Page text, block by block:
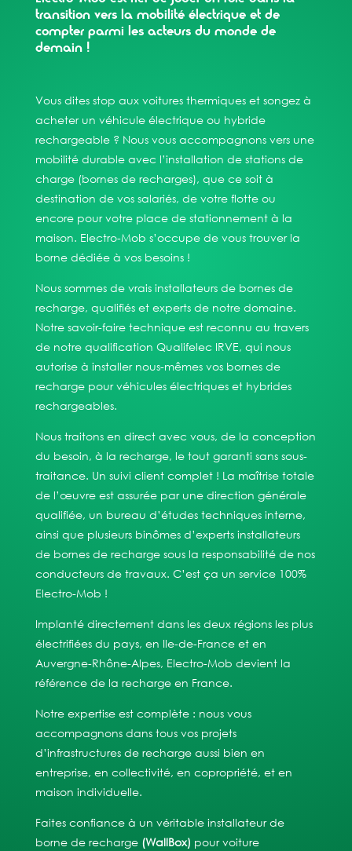
transition vers la mobilité électrique et de
compter parmi les acteurs du monde de
demain !
Vous dites stop aux voitures thermiques et songez à
acheter un véhicule électrique ou hybride
rechargeable ? Nous vous accompagnons vers une
mobilité durable avec l’installation de stations de
charge (bornes de recharges), que ce soit à
destination de vos salariés, de votre flotte ou
encore pour votre place de stationnement à la
maison. Electro-Mob s’occupe de vous trouver la
borne dédiée à vos besoins !
Nous sommes de vrais installateurs de bornes de
recharge, qualifiés et experts de notre domaine.
Notre savoir-faire technique est reconnu au travers
de notre qualification Qualifelec IRVE, qui nous
autorise à installer nous-mêmes vos bornes de
recharge pour véhicules électriques et hybrides
rechargeables.
Nous traitons en direct avec vous, de la conception
du besoin, à la recharge, le tout garanti sans sous-
traitance. Un suivi client complet ! La maîtrise totale
de l’œuvre est assurée par une direction générale
qualifiée, un bureau d’études techniques interne,
ainsi que plusieurs binômes d’experts installateurs
de bornes de recharge sous la responsabilité de nos
conducteurs de travaux. C’est ça un service 100%
Electro-Mob !
Implanté directement dans les deux régions les plus
électrifiées du pays, en Ile-de-France et en
Auvergne-Rhône-Alpes, Electro-Mob devient la
référence de la recharge en France.
Notre expertise est complète : nous vous
accompagnons dans tous vos projets
d’infrastructures de recharge aussi bien en
entreprise, en collectivité, en copropriété, et en
maison individuelle.
Faites confiance à un véritable installateur de
borne de recharge (WallBox) pour voiture